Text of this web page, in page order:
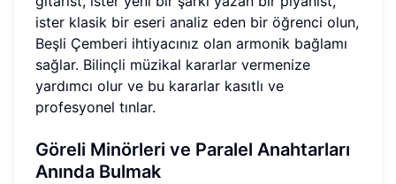
ister klasik bir eseri analiz eden bir öğrenci olun,
Beşli Çemberi ihtiyacınız olan armonik bağlamı
sağlar. Bilinçli müzikal kararlar vermenize
yardımcı olur ve bu kararlar kasıtlı ve
profesyonel tınlar.
Göreli Minörleri ve Paralel Anahtarları
Anında Bulmak